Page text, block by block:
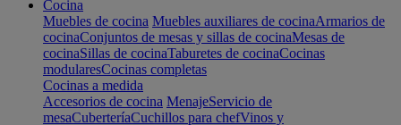
Cocina
Muebles de cocina Muebles auxiliares de cocinaArmarios de
cocinaConjuntos de mesas y sillas de cocinaMesas de
cocinaSillas de cocinaTaburetes de cocinaCocinas
modularesCocinas completas
Cocinas a medida
Accesorios de cocina MenajeServicio de
mesaCuberteríaCuchillos para chefVinos y